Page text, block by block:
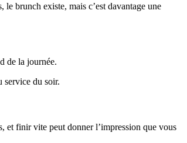
brunch existe, mais c’est davantage une
de la journée.
service du soir.
et finir vite peut donner l’impression que vous